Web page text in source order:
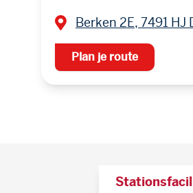
Berken 2E, 7491 HJ
Plan je route